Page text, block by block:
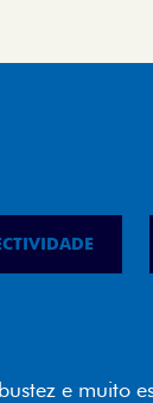
garante